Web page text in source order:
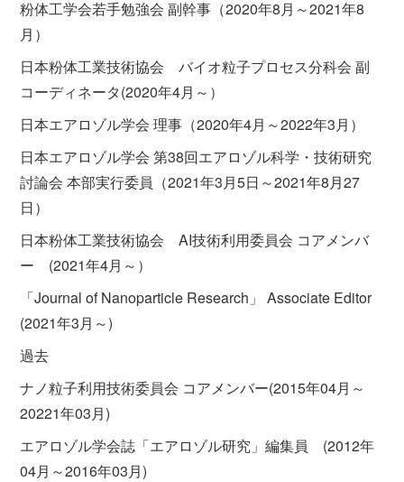
粉体工学会若手勉強会 副幹事（2020年8月～2021年8
月）
日本粉体工業技術協会 バイオ粒子プロセス分科会 副
コーディネータ(2020年4月～）
日本エアロゾル学会 理事（2020年4月～2022年3月）
日本エアロゾル学会 第38回エアロゾル科学・技術研究
討論会 本部実行委員（2021年3月5日～2021年8月27
日）
日本粉体工業技術協会 AI技術利用委員会 コアメンバ
ー (2021年4月～）
「Journal of Nanoparticle Research」 Associate Editor
(2021年3月～)
過去
ナノ粒子利用技術委員会 コアメンバー(2015年04月～
20221年03月)
エアロゾル学会誌「エアロゾル研究」編集員 (2012年
04月～2016年03月)